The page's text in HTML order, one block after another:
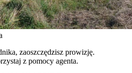
zaoszczędzisz prowizję.
z pomocy agenta.